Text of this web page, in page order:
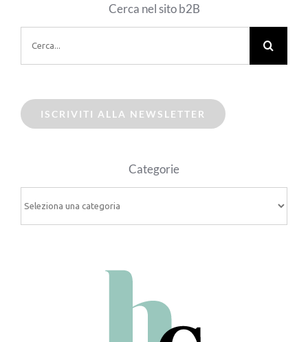
Cerca nel sito b2B
per:
ISCRIVITI ALLA NEWSLETTER
Categorie